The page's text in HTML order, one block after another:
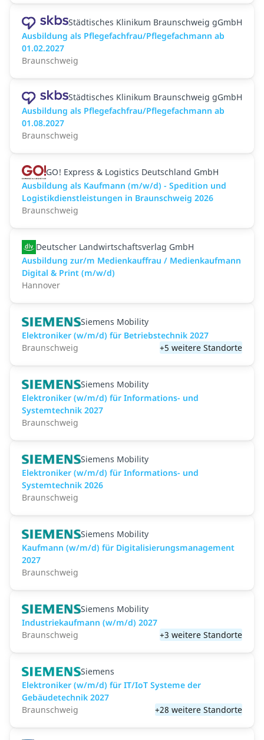
Städtisches Klinikum Braunschweig gGmbH
Ausbildung als Pflegefachfrau/Pflegefachmann ab
01.02.2027
Braunschweig
Städtisches Klinikum Braunschweig gGmbH
Ausbildung als Pflegefachfrau/Pflegefachmann ab
01.08.2027
Braunschweig
GO! Express & Logistics Deutschland GmbH
Ausbildung als Kaufmann (m/w/d) - Spedition und
Logistikdienstleistungen in Braunschweig 2026
Braunschweig
Deutscher Landwirtschaftsverlag GmbH
Ausbildung zur/m Medienkauffrau / Medienkaufmann
Digital & Print (m/w/d)
Hannover
Siemens Mobility
Elektroniker (w/m/d) für Betriebstechnik 2027
Braunschweig
+5 weitere Standorte
Siemens Mobility
Elektroniker (w/m/d) für Informations- und
Systemtechnik 2027
Braunschweig
Siemens Mobility
Elektroniker (w/m/d) für Informations- und
Systemtechnik 2026
Braunschweig
Siemens Mobility
Kaufmann (w/m/d) für Digitalisierungsmanagement
2027
Braunschweig
Siemens Mobility
Industriekaufmann (w/m/d) 2027
Braunschweig
+3 weitere Standorte
Siemens
Elektroniker (w/m/d) für IT/IoT Systeme der
Gebäudetechnik 2027
Braunschweig
+28 weitere Standorte